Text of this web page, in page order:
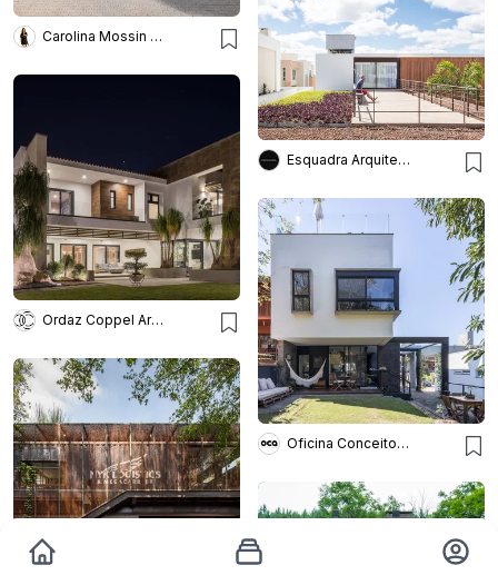
Carolina Mossin Fotografia de Arquitetura e Interiores
Esquadra Arquitetos
Ordaz Coppel Arquitectos
Oficina Conceito Arquitetura